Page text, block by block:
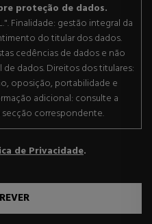
proteção de dados.
Finalidade: gestão integral da
do titular dos dados.
cedências de dados e não
dados. Direitos dos titulares:
oposição, portabilidade e
adicional: consulte a
correspondente.
de Privacidade.